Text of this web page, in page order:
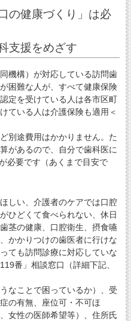
の健康づくり」は必
支援をめざす
機構）が対応している訪問歯
困難な人が、すべて健康保険
定を受けている人は各市区町
ている人は介護保険も適用＜
別途費用はかかりません。た
があるので、自分で歯科医に
必要です（あくまで目安で
しい、介護者のケアでは口腔
ひどくて食べられない、休日
茎の健康、口腔衛生、摂食嚥
かかりつけの歯医者に行けな
ても訪問診療に対応していな
番」相談窓口（詳細下記、
なことで困っているか）、受
の有無、座位可・不可ほ
女性の医師希望等）、住所氏